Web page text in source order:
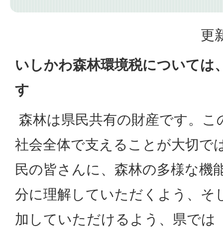
更
いしかわ森林環境税については
す
森林は県民共有の財産です。
社会全体で支えることが大切で
民の皆さんに、森林の多様な機
分に理解していただくよう、そ
加していただけるよう、県では